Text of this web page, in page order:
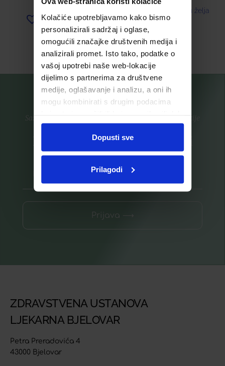
Kolačiće upotrebljavamo kako bismo
personalizirali sadržaj i oglase,
omogućili značajke društvenih medija i
analizirali promet. Isto tako, podatke o
vašoj upotrebi naše web-lokacije
dijelimo s partnerima za društvene
medije, oglašavanje i analizu, a oni ih
mogu kombinirati s drugim podacima
ste upotrebljavali njihove usluge.
Dopusti sve
Prilagodi
Dodaj u listu želja
Pročitaj više
Dodaj u listu želja
Pročitaj više
Saznajte prvi za nove proizvode i ekskluzivne promocije
Prijavite se na listu za novosti
Prijava ⟶
ZDRAVSTVENA USTANOVA
LJEKARNA BJELOVAR
Petra Preradovića 4
43000 Bjelovar